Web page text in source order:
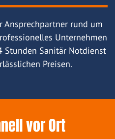
rund um
Unternehmen
Stunden Sanitär Notdienst
Preisen.
vor Ort